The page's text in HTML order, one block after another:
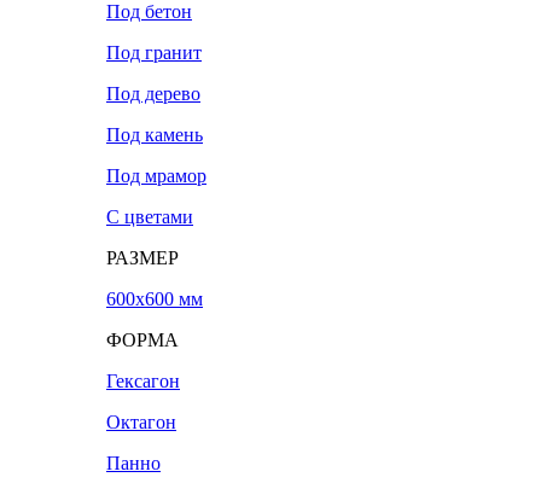
Под бетон
Под гранит
Под дерево
Под камень
Под мрамор
С цветами
РАЗМЕР
600х600 мм
ФОРМА
Гексагон
Октагон
Панно